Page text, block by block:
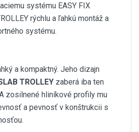
systému EASY FIX
rýchlu a ľahkú montáž a
systému.
a kompaktný. Jeho dizajn
TROLLEY zaberá iba ten
zosilnené hliníkové profily mu
a pevnosť v konštrukcii s